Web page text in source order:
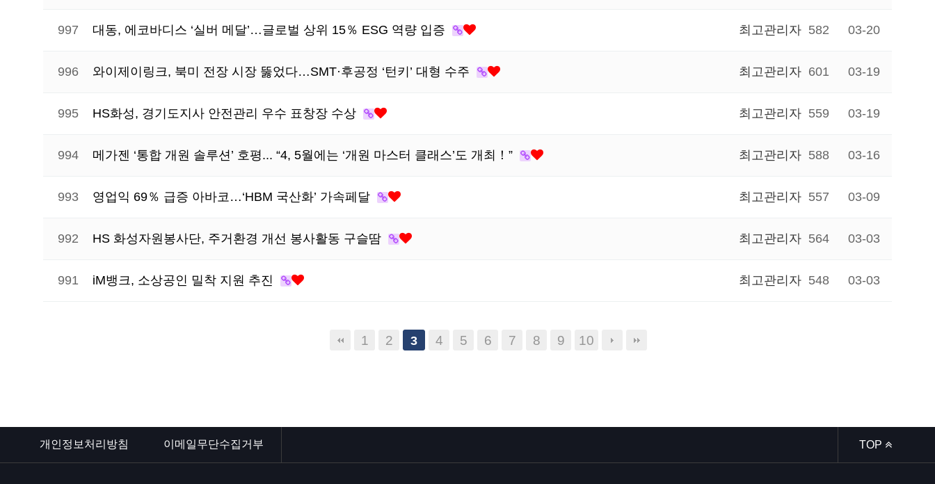
997 대동, 에코바디스 ‘실버 메달’…글로벌 상위 15％ ESG 역량 입증 최고관리자 582 03-20
996 와이제이링크, 북미 전장 시장 뚫었다…SMT·후공정 ‘턴키’ 대형 수주 최고관리자 601 03-19
995 HS화성, 경기도지사 안전관리 우수 표창장 수상 최고관리자 559 03-19
994 메가젠 ‘통합 개원 솔루션’ 호평... “4, 5월에는 ‘개원 마스터 클래스’도 개최！” 최고관리자 588 03-16
993 영업익 69％ 급증 아바코…‘HBM 국산화’ 가속페달 최고관리자 557 03-09
992 HS 화성자원봉사단, 주거환경 개선 봉사활동 구슬땀 최고관리자 564 03-03
991 iM뱅크, 소상공인 밀착 지원 추진 최고관리자 548 03-03
1 2 3 4 5 6 7 8 9 10
개인정보처리방침 이메일무단수집거부 TOP